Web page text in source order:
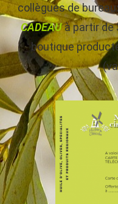
collègues de
CADEAUà partir de
boutique